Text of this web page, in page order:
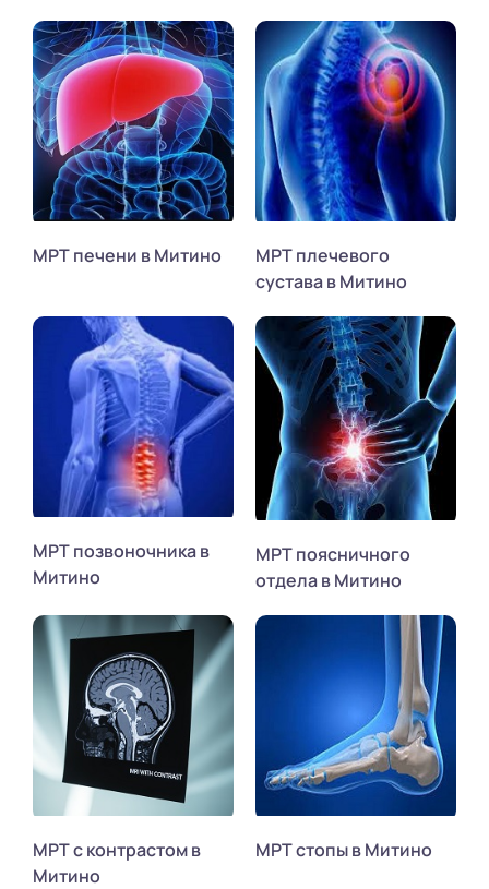
МРТ печени в Митино
МРТ плечевого
сустава в Митино
МРТ позвоночника в
Митино
МРТ поясничного
отдела в Митино
МРТ с контрастом в
Митино
МРТ стопы в Митино